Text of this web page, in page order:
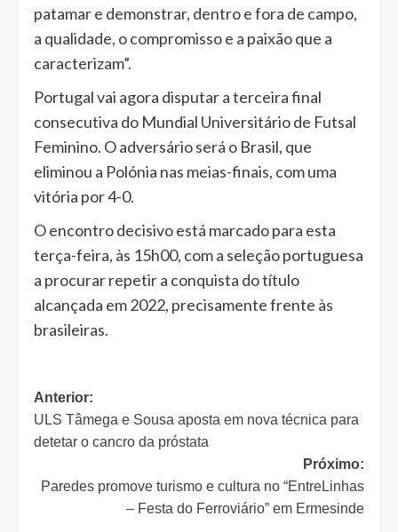
patamar e demonstrar, dentro e fora de campo,
a qualidade, o compromisso e a paixão que a
caracterizam”.
Portugal vai agora disputar a terceira final
consecutiva do Mundial Universitário de Futsal
Feminino. O adversário será o Brasil, que
eliminou a Polónia nas meias-finais, com uma
vitória por 4-0.
O encontro decisivo está marcado para esta
terça-feira, às 15h00, com a seleção portuguesa
a procurar repetir a conquista do título
alcançada em 2022, precisamente frente às
brasileiras.
Navegação
de
Anterior:
ULS Tâmega e Sousa aposta em nova técnica para
detetar o cancro da próstata
Próximo:
Paredes promove turismo e cultura no “EntreLinhas
– Festa do Ferroviário” em Ermesinde